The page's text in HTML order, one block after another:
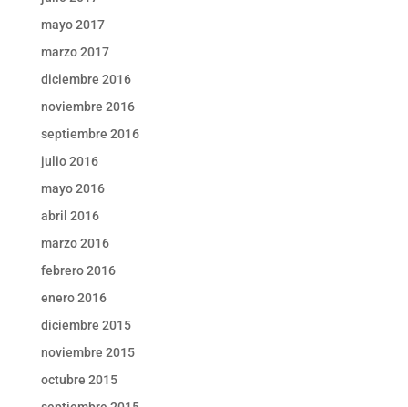
mayo 2017
marzo 2017
diciembre 2016
noviembre 2016
septiembre 2016
julio 2016
mayo 2016
abril 2016
marzo 2016
febrero 2016
enero 2016
diciembre 2015
noviembre 2015
octubre 2015